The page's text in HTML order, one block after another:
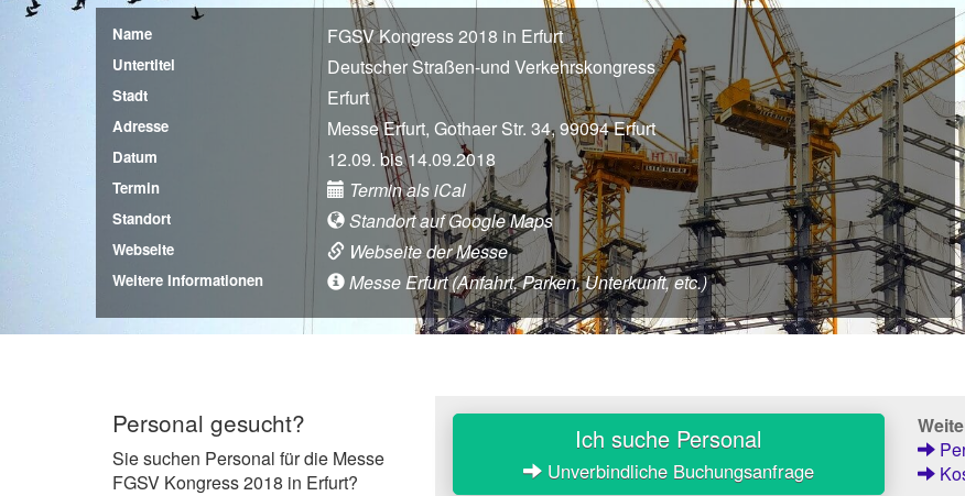
Name FGSV Kongress 2018 in Erfurt
Untertitel Deutscher Straßen-und Verkehrskongress
Stadt Erfurt
Adresse Messe Erfurt, Gothaer Str. 34, 99094 Erfurt
Datum 12.09. bis 14.09.2018
Termin Termin als iCal
Standort Standort auf Google Maps
Webseite Webseite der Messe
Weitere Informationen Messe Erfurt (Anfahrt, Parken, Unterkunft, etc.)
Personal gesucht?
Sie suchen Personal für die Messe
FGSV Kongress 2018 in Erfurt?
Ich suche Personal
Unverbindliche Buchungsanfrage